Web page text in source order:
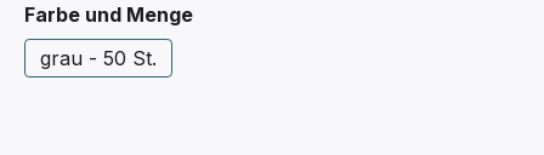
Farbe und Mengeauswählen
grau - 50 St.